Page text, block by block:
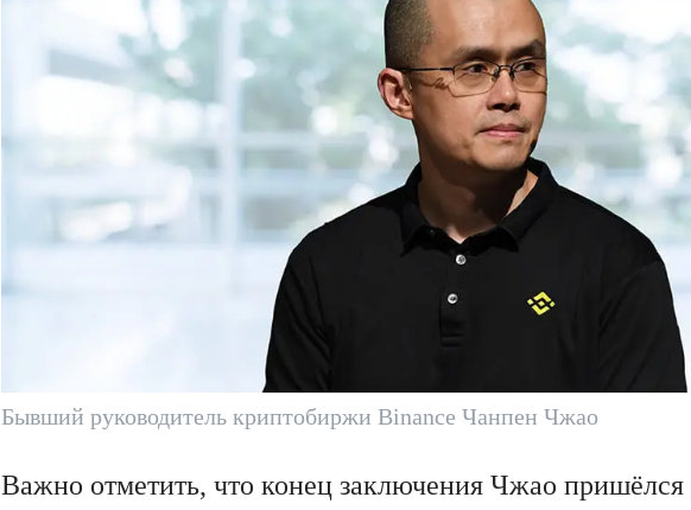
Бывший руководитель криптобиржи Binance Чанпен Чжао
Важно отметить, что конец заключения Чжао пришёлся